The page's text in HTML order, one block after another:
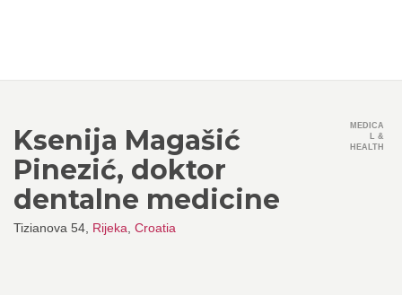
Ksenija Magašić
Pinezić, doktor
dentalne medicine
Tizianova 54, Rijeka Croatia
MEDICA
L &
HEALTH